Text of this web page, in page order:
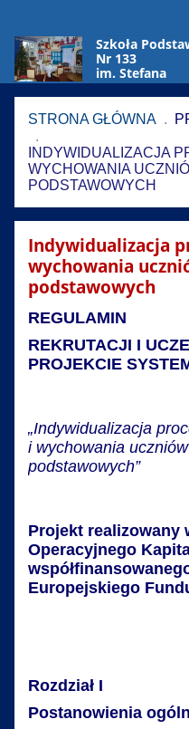
Szkoła
Nr 133
im. Stefana
Czarnieckiego
w Warszawie
STRONA GŁÓWNA .
.
INDYWIDUALIZACJA
WYCHOWANIA
PODSTAWOWYCH
Indywidualizacja
procesu
nauczania
wychowania
uczniów
klas
szkół
podstawowych
Indywidualizacja
wychowania
podstawowych
REGULAMIN
REKRUTACJI I
PROJEKCIE
„Indywidualizacja
i wychowania
podstawowych”
Projekt realizowany
Operacyjnego
Europejskiego
Rozdział I
Postanowienia